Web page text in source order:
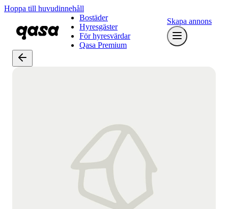
Hoppa till huvudinnehåll
Bostäder
Hyresgäster
För hyresvärdar
Qasa Premium
Skapa annons